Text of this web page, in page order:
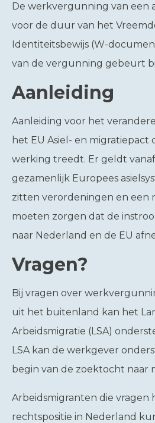
De werkvergunning van een
voor de duur van het
Identiteitsbewijs (W-
van de vergunning gebeurt
Aanleiding
Aanleiding voor het
het EU Asiel- en migratiepact
werking treedt. Er geldt
gezamenlijk Europees
zitten verordeningen en een
moeten zorgen dat de
naar Nederland en de EU
Vragen?
Bij vragen over
uit het buitenland kan het
Arbeidsmigratie (LSA)
LSA kan de werkgever
begin van de zoektocht naar
Arbeidsmigranten die vragen
rechtspositie in Nederland